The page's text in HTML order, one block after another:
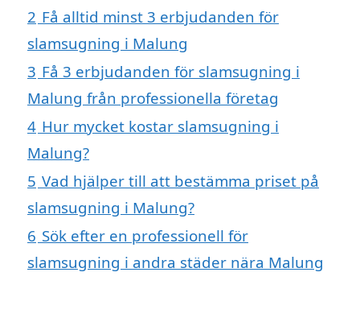
2 Få alltid minst 3 erbjudanden för
slamsugning i Malung
3 Få 3 erbjudanden för slamsugning i
Malung från professionella företag
4 Hur mycket kostar slamsugning i
Malung?
5 Vad hjälper till att bestämma priset på
slamsugning i Malung?
6 Sök efter en professionell för
slamsugning i andra städer nära Malung